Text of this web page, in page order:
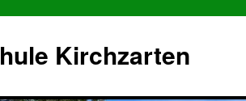
Kirchzarten